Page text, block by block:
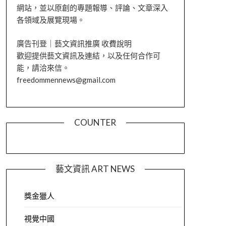
網站，並以原創的專題報導、評論、文章深入
各領域及展覽現場。
廣告刊登｜藝文資訊推廣 收費說明
歡迎提供藝文資訊及連結，以及任何合作可
能，請洽來信。
freedommennews@gmail.com
COUNTER
藝文資訊 ART NEWS
獎金獵人
視覺中國